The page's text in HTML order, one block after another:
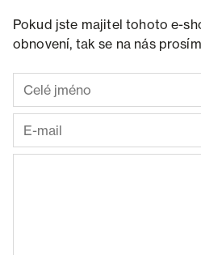
Pokud jste majitel tohoto e-
obnovení, tak se na nás